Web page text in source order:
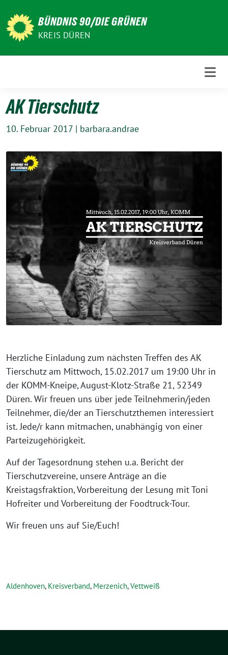
zum
Inhalt
BÜNDNIS 90/DIE GRÜNEN
KREIS DÜREN
AK Tierschutz
10. Februar 2017 | barbara.andrae
Herzliche Einladung zum nächsten Treffen des AK
Tierschutz am Mittwoch, 15.02.2017 um 19:00 Uhr in
der KOMM-Kneipe, August-Klotz-Straße 21, 52349
Düren. Wir freuen uns über jede Teilnehmerin/jeden
Teilnehmer, die/der an Tierschutzthemen interessiert
ist. Jede/r kann mitmachen, unabhängig von einer
Parteizugehörigkeit.
Auf der Tagesordnung stehen u.a. Bericht der
Tierschutzvereine, unsere Anträge an die
Kreistagsfraktion, Vorbereitung der Lesung mit Toni
Hofreiter und Vorbereitung der Foodtruck-Tour.
Wir freuen uns auf Sie/Euch!
Aldenhoven, Kreisverband, Merzenich,Vettweiß